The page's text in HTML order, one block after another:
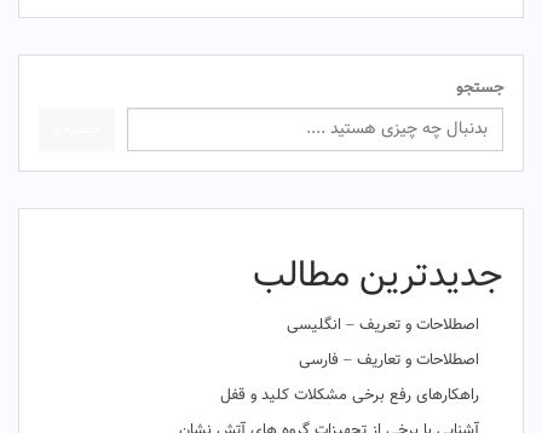
جستجو
جدیدترین مطالب
اصطلاحات و تعریف – انگلیسی
اصطلاحات و تعاریف – فارسی
راهکارهای رفع برخی مشکلات کلید و قفل